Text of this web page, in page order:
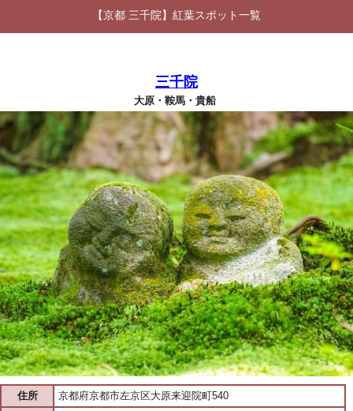
【京都 三千院】紅葉スポット一覧
三千院
大原・鞍馬・貴船
住所 京都府京都市左京区大原来迎院町540